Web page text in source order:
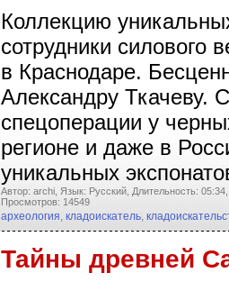
Коллекцию
сотрудники силового
в Краснодаре.
Александру Ткачеву.
спецоперации у
регионе и даже в
уникальных
Автор: archi, Язык: Русский, Длительность: 05:34,
Просмотров: 14549
археология, кладоискатель,
Тайны древней